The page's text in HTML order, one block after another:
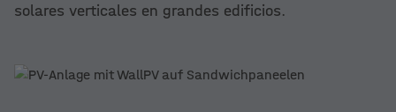
solares verticales en grandes edificios.